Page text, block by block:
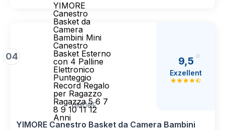
04
YIMORE
Canestro
Basket da
Camera
Bambini Mini
Canestro
Basket Esterno
con 4 Palline
Elettronico
Punteggio
Record Regalo
per Ragazzo
Ragazza 5 6 7
8 9 10 11 12
Anni
YIMORE
9,5
Exzellent
YIMORE Canestro Basket da Camera Bambini